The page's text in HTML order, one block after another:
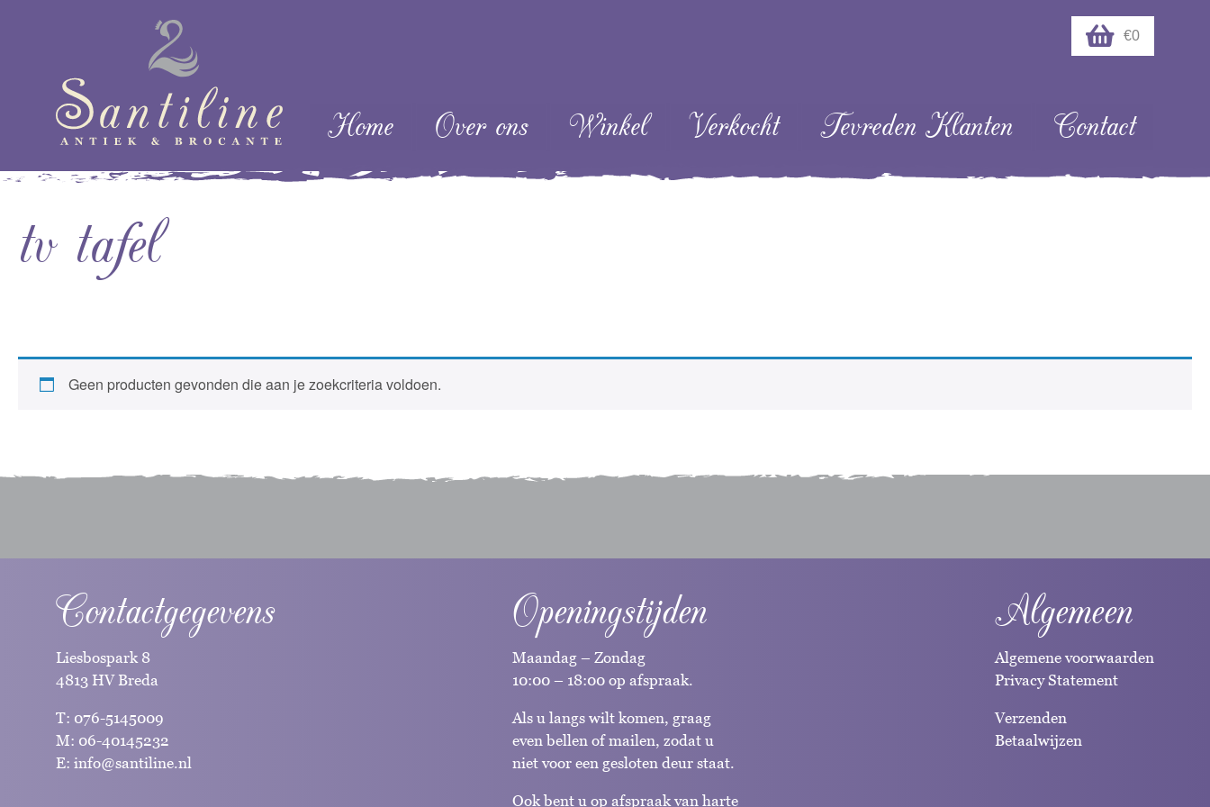
€0
Menu
Skip naar content
Home Over ons Winkel Verkocht Tevreden Klanten Contact
tv tafel
Geen producten gevonden die aan je zoekcriteria voldoen.
Contactgegevens
Liesbospark 8
4813 HV Breda
T: 076-5145009
M: 06-40145232
E: info@santiline.nl
Openingstijden
Maandag – Zondag
10:00 – 18:00 op afspraak.
Als u langs wilt komen, graag
even bellen of mailen, zodat u
niet voor een gesloten deur staat.
Ook bent u op afspraak van harte
Algemeen
Algemene voorwaarden
Privacy Statement
Verzenden
Betaalwijzen